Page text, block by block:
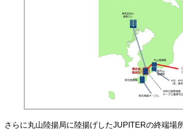
さらに丸山陸揚局に陸揚げしたJUPITERの終端場